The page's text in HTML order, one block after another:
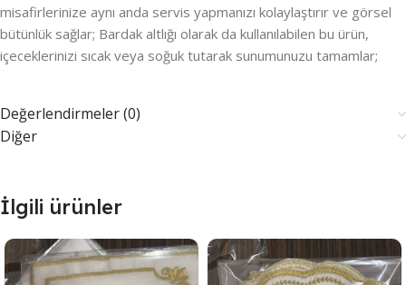
misafirlerinize aynı anda servis yapmanızı kolaylaştırır ve görsel
bütünlük sağlar; Bardak altlığı olarak da kullanılabilen bu ürün,
içeceklerinizi sıcak veya soğuk tutarak sunumunuzu tamamlar;
Değerlendirmeler (0)
Diğer
İlgili ürünler